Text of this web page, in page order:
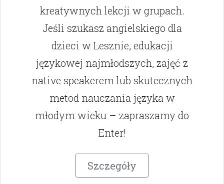
kreatywnych lekcji w grupach.
Jeśli szukasz angielskiego dla
dzieci w Lesznie, edukacji
językowej najmłodszych, zajęć z
native speakerem lub skutecznych
metod nauczania języka w
młodym wieku – zapraszamy do
Enter!
Szczegóły